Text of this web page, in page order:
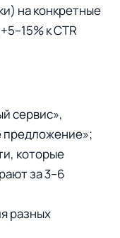
на конкретные
к CTR
сервис»,
предложение»;
которые
за 3–6
разных